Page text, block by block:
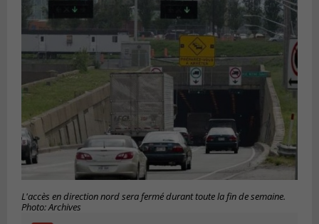
L'accès en direction nord sera fermé durant toute la fin de semaine.
Photo: Archives